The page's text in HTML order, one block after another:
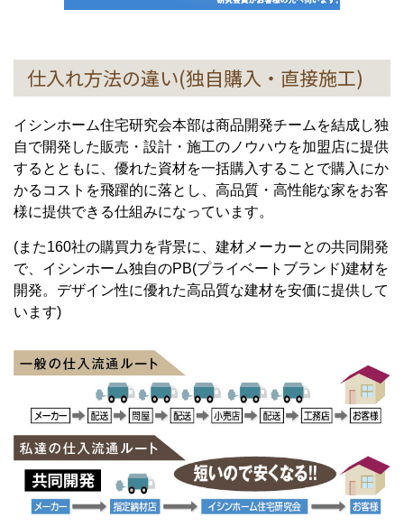
仕入れ方法の違い(独自購入・直接施工)
イシンホーム住宅研究会本部は商品開発チームを結成し独
自で開発した販売・設計・施工のノウハウを加盟店に提供
するとともに、優れた資材を一括購入することで購入にか
かるコストを飛躍的に落とし、高品質・高性能な家をお客
様に提供できる仕組みになっています。
(また160社の購買力を背景に、建材メーカーとの共同開発
で、イシンホーム独自のPB(プライベートブランド)建材を
開発。デザイン性に優れた高品質な建材を安価に提供して
います)